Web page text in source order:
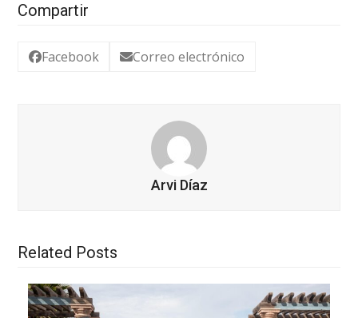
Compartir
Facebook Correo electrónico
Arvi Díaz
Related Posts